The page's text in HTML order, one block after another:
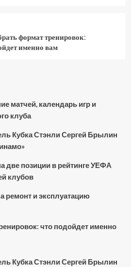
формат тренировок:
именно вам
матчей, календарь игр и
клуба
Кубка Стэнли Сергей Брылин
две позиции в рейтинге УЕФА
клубов
ремонт и эксплуатацию
что подойдет именно
Кубка Стэнли Сергей Брылин